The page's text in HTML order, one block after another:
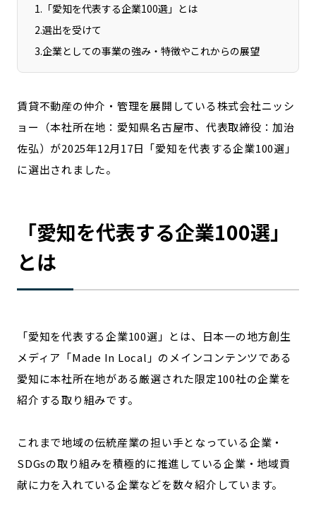
岡山エリア
広島エリア
山口エリア
香川エリア
愛媛エリア
佐賀エリア
長崎エリア
熊本エリア
大分エリア
宮崎エリア
鹿児島エリア
沖縄エリア
カテゴリから探す
特集コンテンツ
イベント
飲食店
地域豆知識
ニッポンの百選大全集
Sporkle
「人」から探す
1. 「愛知を代表する企業100選」とは
2.選出を受けて
3.企業としての事業の強み・特徴やこれからの展望
賃貸不動産の仲介・管理を展開している株式会社ニッシ
ョー（本社所在地：愛知県名古屋市、代表取締役：加治
佐弘）が2025年12月17日「愛知を代表する企業100選」
に選出されました。
「愛知を代表する企業100選」
とは
「愛知を代表する企業100選」とは、日本一の地方創生
メディア「Made In Local」のメインコンテンツである
愛知に本社所在地がある厳選された限定100社の企業を
紹介する取り組みです。
これまで地域の伝統産業の担い手となっている企業・
SDGsの取り組みを積極的に推進している企業・地域貢
献に力を入れている企業などを数々紹介しています。